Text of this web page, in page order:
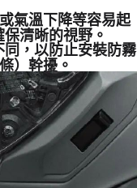
氣溫下降等容易起
清晰的視野。
，以防止安裝防霧
）幹擾。